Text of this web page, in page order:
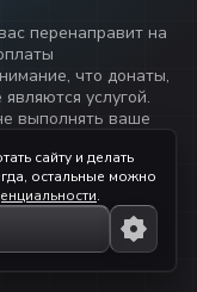
перенаправит на
что донаты,
услугой.
выполнять ваше
сайту и делать
остальные можно
.